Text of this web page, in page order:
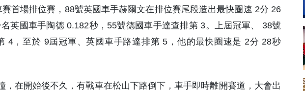
首場排位賽，88號英國車手赫爾文在排位賽尾段造出最快圈速 2分 26
英國車手陶德 0.182秒，55號德國車手達查排第 3。上屆冠軍、 38號
4，至於 9屆冠軍、英國車手路達排第 5，他的最快圈速是 2分 28秒
，在開始後不久，有戰車在松山下路倒下，車手即時離開賽道，大會出